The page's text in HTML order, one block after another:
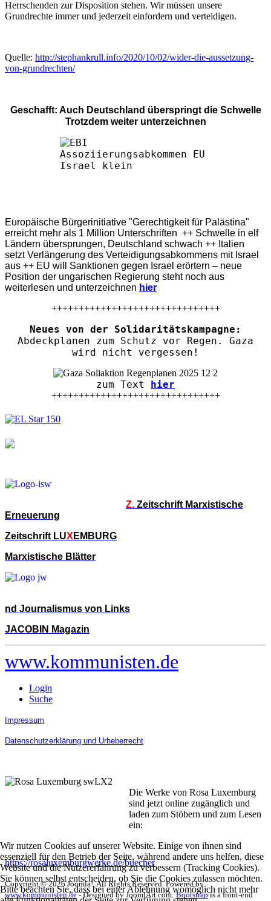
Herrschenden zur Disposition stehen. Wir müssen unsere
Grundrechte immer und jederzeit einfordern und verteidigen.
Quelle: http://stephankrull.info/2020/10/02/wider-die-aussetzung-
von-grundrechten/
Geschafft: Auch Deutschland überspringt die Schwelle
Trotzdem weiter unterzeichnen
Europäische Bürgerinitiative "Gerechtigkeit für Palästina"
erreicht mehr als 1 Million Unterschriften ++ Schwelle in elf
Ländern übersprungen, Deutschland schwach ++ Italien
setzt Verlängerung des Verteidigungsabkommens mit Israel
aus ++ EU will Sanktionen gegen Israel erörtern – neue
Position der ungarischen Regierung steht noch aus
weiterlesen und unterzeichnen hier
+++++++++++++++++++++++++++++++
Neues von der Solidaritätskampagne:
Abdeckplanen zum Schutz vor Regen. Gaza
wird nicht vergessen!
zum Text hier
+++++++++++++++++++++++++++++++
Z. Zeitschrift Marxistische
Erneuerung
Zeitschrift LUX EMBURG
Marxistische Blätter
nd Journalismus von Links
JACOBIN Magazin
www.kommunisten.de
Login
Suche
Impressum
Datenschutzerklärung und Urheberrecht
Die Werke von Rosa Luxemburg
sind jetzt online zugänglich und
laden zum Stöbern und zum Lesen
ein:
https://rosaluxemburgwerke.de/buecher
Copyright © 2026 Joomla!. All Rights Reserved. Powered by
www.kommunisten.de- Designed by JoomlArt.com. Bootstrapis a front-end
Wir nutzen Cookies auf unserer Website. Einige von ihnen sind
essenziell für den Betrieb der Seite, während andere uns helfen, diese
Website und die Nutzererfahrung zu verbessern (Tracking Cookies).
Sie können selbst entscheiden, ob Sie die Cookies zulassen möchten.
Bitte beachten Sie, dass bei einer Ablehnung womöglich nicht mehr